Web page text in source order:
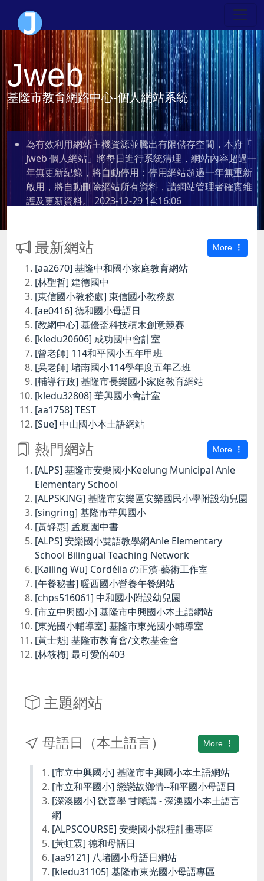
Jweb
基隆市教育網路中心-個人網站系統
為有效利用網站主機資源並騰出有限儲存空間，本府「
Jweb 個人網站」將每日進行系統清理，網站內容超過一
年無更新紀錄，將自動停用；停用網站超過一年無重新
啟用，將自動刪除網站所有資料，請網站管理者確實維
護及更新資料。 2023-12-29 14:16:06
最新網站 More
[aa2670] 基隆中和國小家庭教育網站
[林聖哲] 建德國中
[東信國小教務處] 東信國小教務處
[ae0416] 德和國小母語日
[教網中心] 基優盃科技積木創意競賽
[kledu20606] 成功國中會計室
[曾老師] 114和平國小五年甲班
[吳老師] 堵南國小114學年度五年乙班
[輔導行政] 基隆市長樂國小家庭教育網站
[kledu32808] 華興國小會計室
[aa1758] TEST
[Sue] 中山國小本土語網站
熱門網站 More
[ALPS] 基隆市安樂國小Keelung Municipal Anle
Elementary School
[ALPSKING] 基隆市安樂區安樂國民小學附設幼兒園
[singring] 基隆市華興國小
[黃靜惠] 孟夏園中書
[ALPS] 安樂國小雙語教學網Anle Elementary
School Bilingual Teaching Network
[Kailing Wu] Cordélia の正濱-藝術工作室
[午餐秘書] 暖西國小營養午餐網站
[chps516061] 中和國小附設幼兒園
[市立中興國小] 基隆市中興國小本土語網站
[東光國小輔導室] 基隆市東光國小輔導室
[黃士魁] 基隆市教育會/文教基金會
[林筱梅] 最可愛的403
主題網站
More
母語日（本土語言）
[市立中興國小] 基隆市中興國小本土語網站
[市立和平國小] 戀戀故鄉情--和平國小母語日
[深澳國小] 歡喜學 甘願講 - 深澳國小本土語言
網
[ALPSCOURSE] 安樂國小課程計畫專區
[黃虹霖] 德和母語日
[aa9121] 八堵國小母語日網站
[kledu31105] 基隆市東光國小母語專區